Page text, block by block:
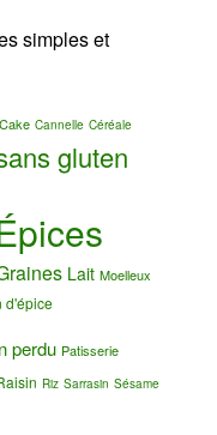
simples et
Cake Cannelle Céréale
gluten
Lait Moelleux
d'épice
perdu Patisserie
Riz Sarrasin Sésame